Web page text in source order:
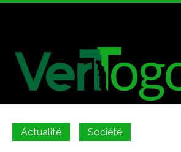
Actualité Société